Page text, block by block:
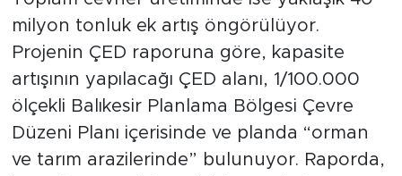
milyon tonluk ek artış öngörülüyor.
Projenin ÇED raporuna göre, kapasite
artışının yapılacağı ÇED alanı, 1/100.000
ölçekli Balıkesir Planlama Bölgesi Çevre
Düzeni Planı içerisinde ve planda “orman
ve tarım arazilerinde” bulunuyor. Raporda,